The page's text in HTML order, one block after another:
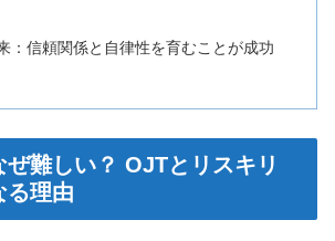
：信頼関係と自律性を育むことが成功
難しい？ OJTとリスキリ
る理由